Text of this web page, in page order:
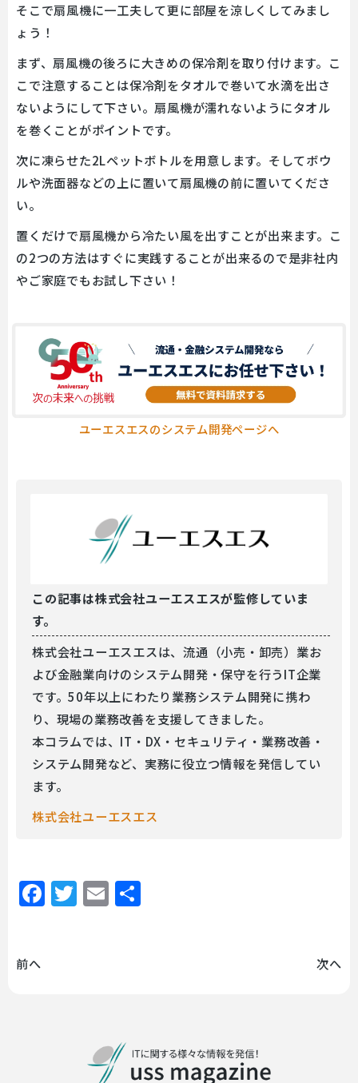
そこで扇風機に一工夫して更に部屋を涼しくしてみまし
ょう！
まず、扇風機の後ろに大きめの保冷剤を取り付けます。こ
こで注意することは保冷剤をタオルで巻いて水滴を出さ
ないようにして下さい。扇風機が濡れないようにタオル
を巻くことがポイントです。
次に凍らせた2Lペットボトルを用意します。そしてボウ
ルや洗面器などの上に置いて扇風機の前に置いてくださ
い。
置くだけで扇風機から冷たい風を出すことが出来ます。こ
の2つの方法はすぐに実践することが出来るので是非社内
やご家庭でもお試し下さい！
ユーエスエスのシステム開発ページへ
この記事は株式会社ユーエスエスが監修していま
す。
株式会社ユーエスエスは、流通（小売・卸売）業お
よび金融業向けのシステム開発・保守を行うIT企業
です。50年以上にわたり業務システム開発に携わ
り、現場の業務改善を支援してきました。
本コラムでは、IT・DX・セキュリティ・業務改善・
システム開発など、実務に役立つ情報を発信してい
ます。
株式会社ユーエスエス
Facebook
Twitter
Email
前へ 次へ